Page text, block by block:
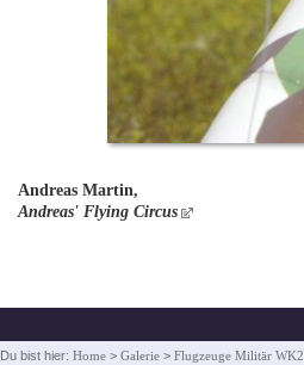
Andreas Martin,
Andreas' Flying Circus
Du bist hier: Home > Galerie > Flugzeuge Militär WK2